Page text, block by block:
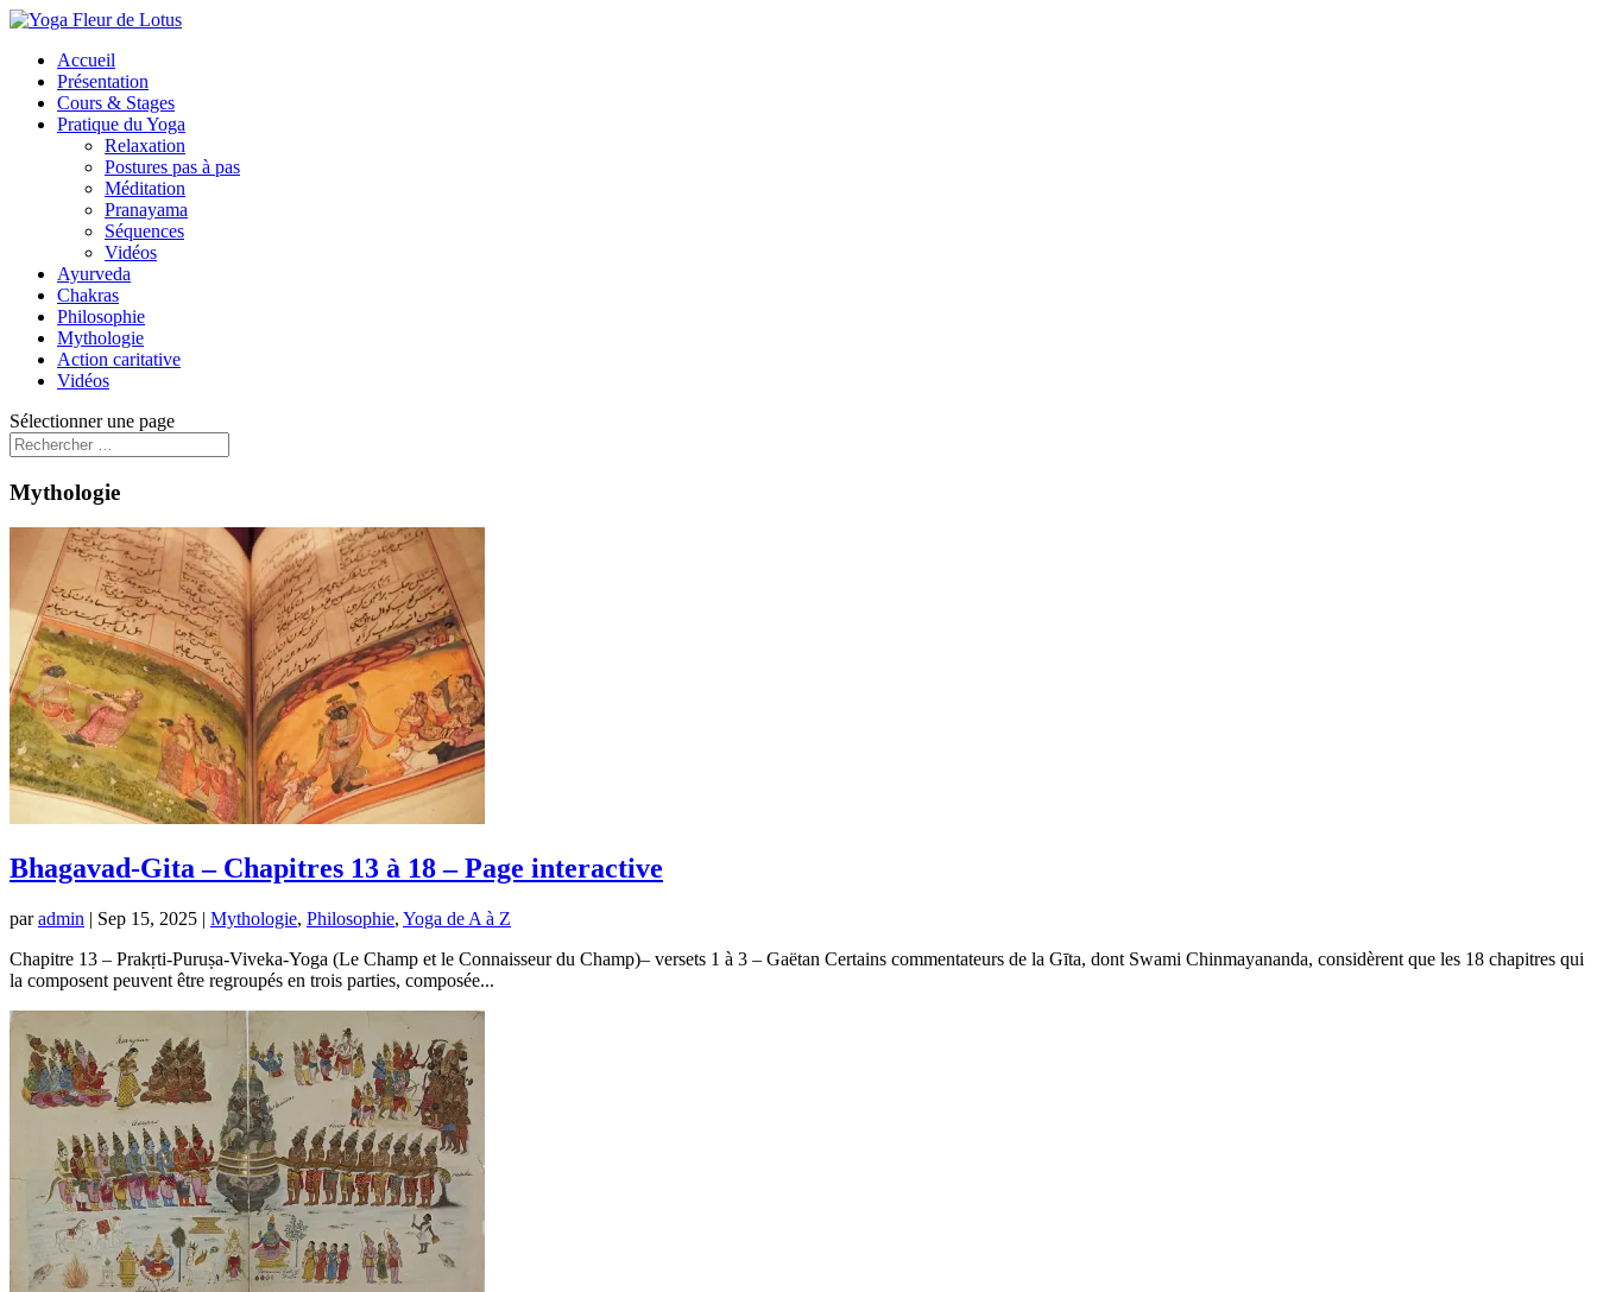
Accueil
Présentation
Cours & Stages
Pratique du Yoga
Relaxation
Postures pas à pas
Méditation
Pranayama
Séquences
Vidéos
Ayurveda
Chakras
Philosophie
Mythologie
Action caritative
Vidéos
Sélectionner une page
Mythologie
Bhagavad-Gita – Chapitres 13 à 18 – Page interactive
paradmin | Sep 15, 2025 | Mythologie, Philosophie, Yoga de A à Z
Chapitre 13 – Prakṛti-Puruṣa-Viveka-Yoga (Le Champ et le Connaisseur du Champ)– versets 1 à 3 – Gaëtan Certains commentateurs de la Gīta, dont Swami Chinmayananda, considèrent que les 18 chapitres qui
la composent peuvent être regroupés en trois parties, composée...